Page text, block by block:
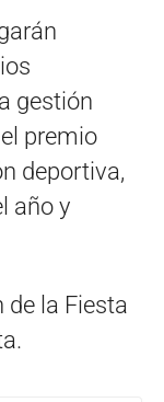
gestión
premio
deportiva,
año y
de la Fiesta